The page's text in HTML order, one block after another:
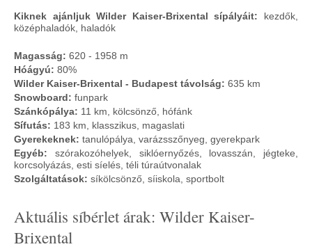
Kiknek ajánljuk Wilder Kaiser-Brixental sípályáit: kezdők,
középhaladók, haladók
Magasság: 620 - 1958 m
Hóágyú: 80%
Wilder Kaiser-Brixental - Budapest távolság: 635 km
Snowboard: funpark
Szánkópálya: 11 km, kölcsönző, hófánk
Sífutás: 183 km, klasszikus, magaslati
Gyerekeknek: tanulópálya, varázsszőnyeg, gyerekpark
Egyéb: szórakozóhelyek, siklóernyőzés, lovasszán, jégteke,
korcsolyázás, esti síelés, téli túraútvonalak
Szolgáltatások: síkölcsönző, síiskola, sportbolt
Aktuális síbérlet árak: Wilder Kaiser-
Brixental